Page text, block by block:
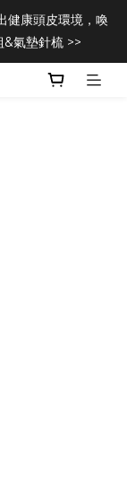
健康頭皮環境，喚
氣墊針梳 >>